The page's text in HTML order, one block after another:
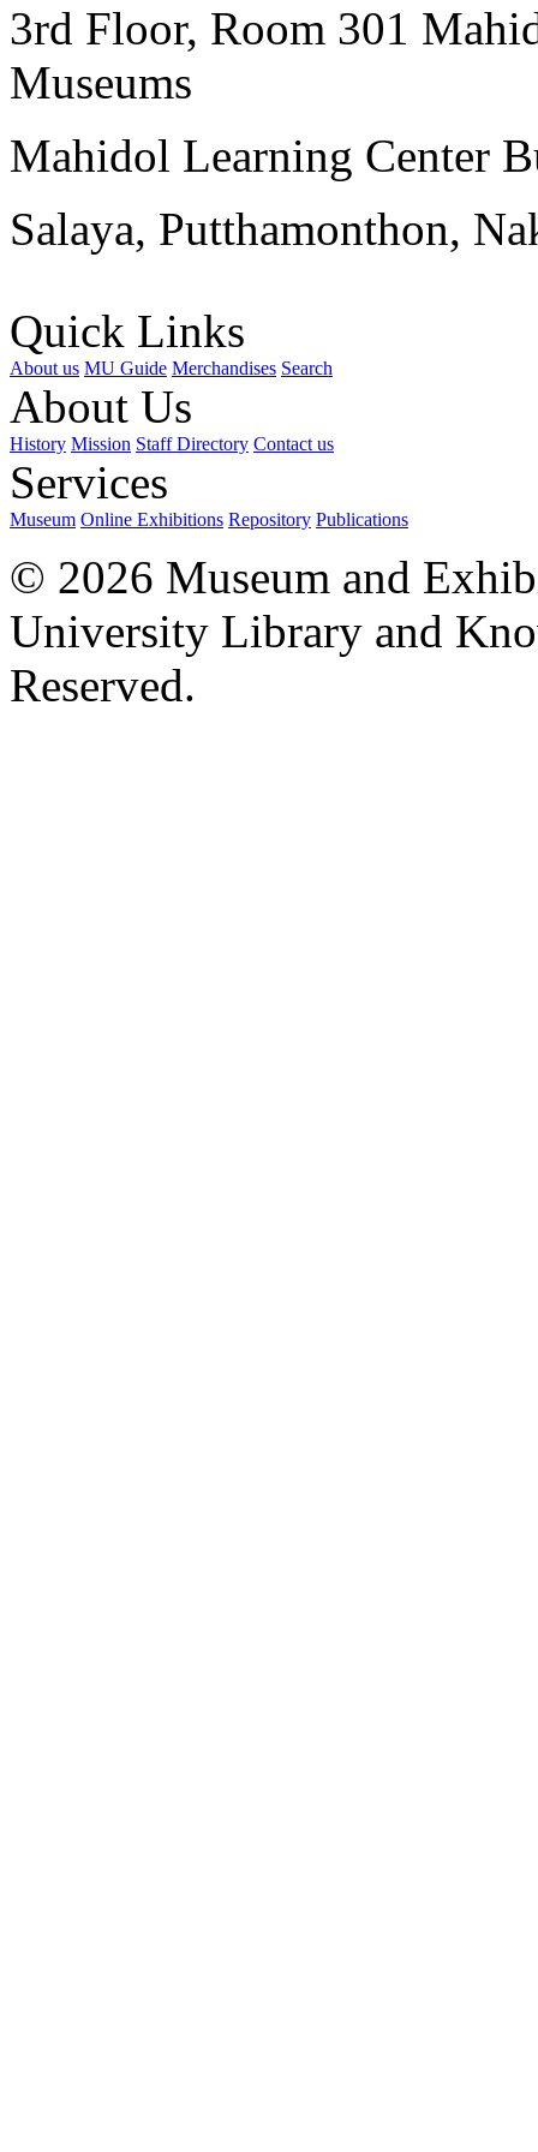
3rd Floor, Room 301
Museums
Mahidol Learning Center
Salaya, Putthamonthon,
Quick Links
About us MU Guide Merchandises Search
About Us
History Mission Staff Directory Contact us
Services
Museum Online Exhibitions Repository Publications
© 2026 Museum and
University Library and
Reserved.